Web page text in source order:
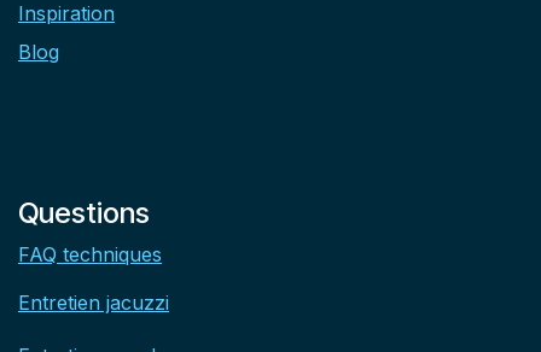
Inspiration
Blog
Questions
FAQ techniques
Entretien jacuzzi